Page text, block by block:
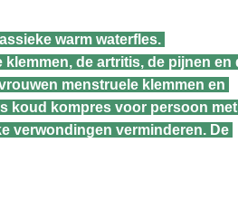
warm waterfles.
de artritis, de pijnen en
menstruele klemmen en
koud kompres voor persoon met
verwondingen verminderen. De